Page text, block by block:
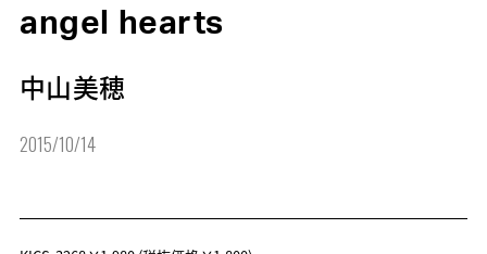
angel hearts
中山美穂
2015/10/14